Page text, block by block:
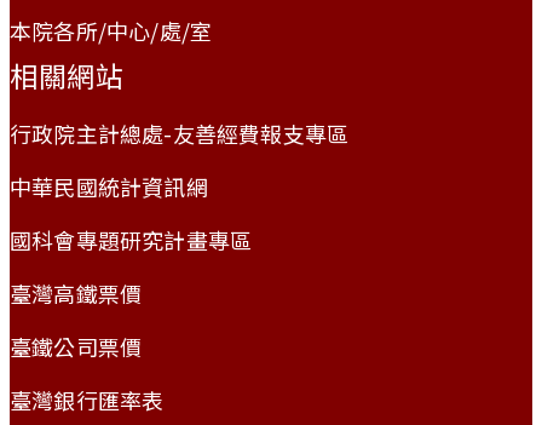
本院各所/中心/處/室
相關網站
行政院主計總處-友善經費報支專區
中華民國統計資訊網
國科會專題研究計畫專區
臺灣高鐵票價
臺鐵公司票價
臺灣銀行匯率表